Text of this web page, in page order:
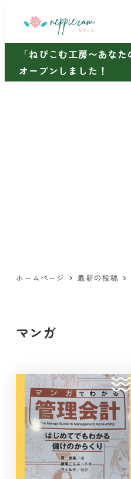
ン
ン
「ねぴこむ工房〜あな
オープンしました！
ホームページ 最新の投稿
マンガ